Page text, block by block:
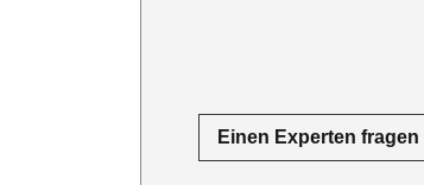
Einen Experten fragen